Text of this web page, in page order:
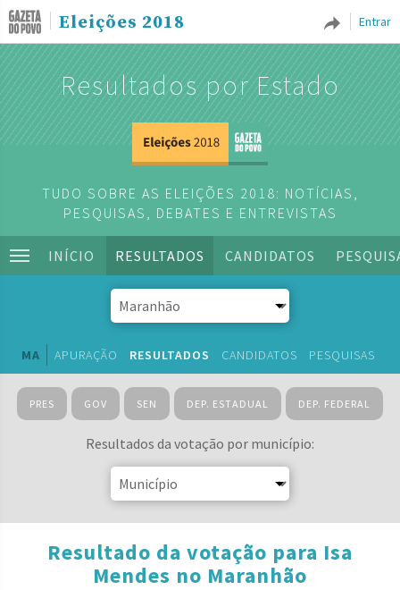
Entrar
Eleições 2018
Resultados por Estado
TUDO SOBRE AS ELEIÇÕES 2018: NOTÍCIAS,
PESQUISAS, DEBATES E ENTREVISTAS
INÍCIO RESULTADOS CANDIDATOS
MA APURAÇÃO RESULTADOS CANDIDATOS PESQUISAS
PRES GOV SEN DEP. ESTADUAL DEP. FEDERAL
Resultados da votação por município:
Resultado da votação para Isa
Mendes no Maranhão